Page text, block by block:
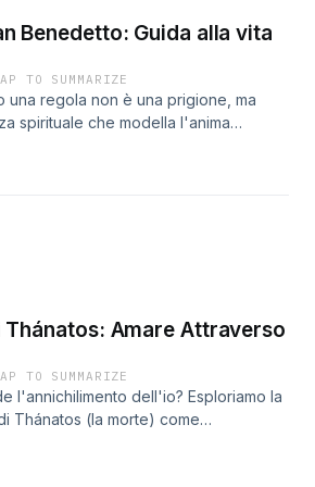
Benedetto: Guida alla vita
TO SUMMARIZE
una regola non è una prigione, ma
spirituale che modella l'anima
Scopri come l'equilibrio tra
ha ridefinito la civiltà
verita--6305990/support.Questo
generati dall’IA.
Thánatos: Amare Attraverso
TO SUMMARIZE
l'annichilimento dell'io? Esploriamo la
Thánatos (la morte) come
(l'amore incondizionato).Diventa
podcast: